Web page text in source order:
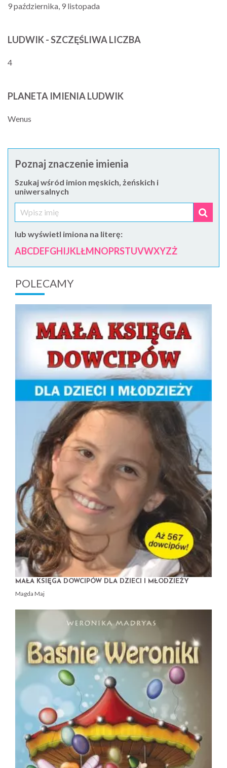
9 października, 9 listopada
LUDWIK - SZCZĘŚLIWA LICZBA
4
PLANETA IMIENIA LUDWIK
Wenus
Poznaj znaczenie imienia
Szukaj wśród imion męskich, żeńskich i
uniwersalnych
lub wyświetl imiona na literę:
ABCDEFGHIJKLŁMNOPRSTUVWXYZŻ
POLECAMY
MAŁA KSIĘGA DOWCIPÓW DLA DZIECI I MŁODZIEŻY
Magda Maj